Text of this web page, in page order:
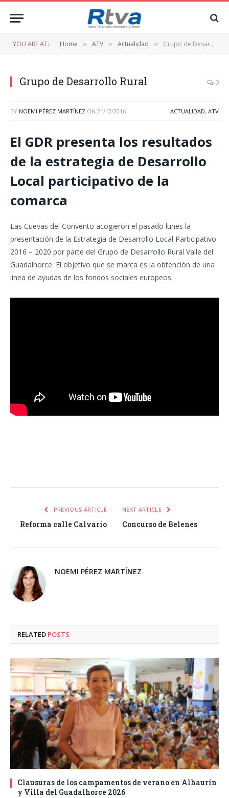
YOU ARE AT: Home » ATV » Actualidad » Grupo de Desarrollo Rural
Grupo de Desarrollo Rural 0
BY NOEMI PÉREZ MARTÍNEZ ON 21/12/2016 ACTUALIDAD, ATV
El GDR presenta los resultados
de la estrategia de Desarrollo
Local participativo de la
comarca
Las Cuevas del Convento acogieron el pasado lunes la
presentación de la Estrategia de Desarrollo Local Participativo
2016 – 2020 por parte del Grupo de Desarrollo Rural Valle del
Guadalhorce. El objetivo que se marca es la obtención de una
línea de ayudas de los fondos sociales europeos.
PREVIOUS ARTICLE
Reforma calle Calvario
NEXT ARTICLE
Concurso de Belenes
NOEMI PÉREZ MARTÍNEZ
RELATED POSTS
Clausuras de los campamentos de verano en Alhaurín
y Villa del Guadalhorce 2026